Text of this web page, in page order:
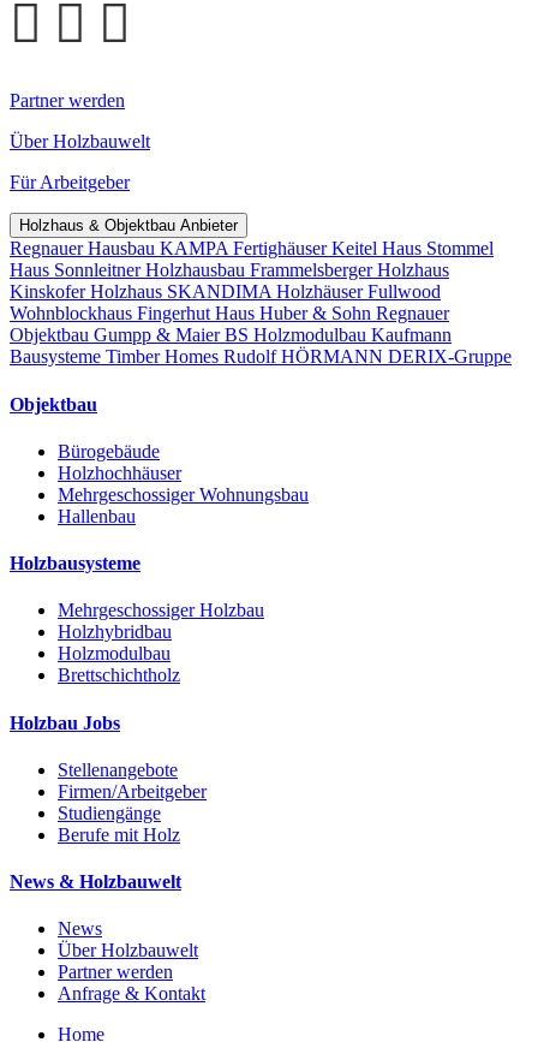
Partner werden
Über Holzbauwelt
Für Arbeitgeber
Holzhaus & Objektbau Anbieter
Regnauer Hausbau KAMPA FertighäuserKeitel Haus Stommel
Haus Sonnleitner Holzhausbau Frammelsberger Holzhaus
Kinskofer Holzhaus SKANDIMA HolzhäuserFullwood
Wohnblockhaus Fingerhut Haus Huber & Sohn Regnauer
Objektbau Gumpp & MaierBS Holzmodulbau Kaufmann
Bausysteme Timber Homes Rudolf HÖRMANN DERIX-Gruppe
Objektbau
Bürogebäude
Holzhochhäuser
Mehrgeschossiger Wohnungsbau
Hallenbau
Holzbausysteme
Mehrgeschossiger Holzbau
Holzhybridbau
Holzmodulbau
Brettschichtholz
Holzbau Jobs
Stellenangebote
Firmen/Arbeitgeber
Studiengänge
Berufe mit Holz
News & Holzbauwelt
News
Über Holzbauwelt
Partner werden
Anfrage & Kontakt
Home